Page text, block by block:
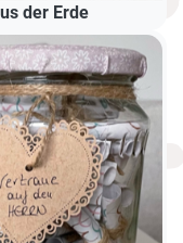
der Erde